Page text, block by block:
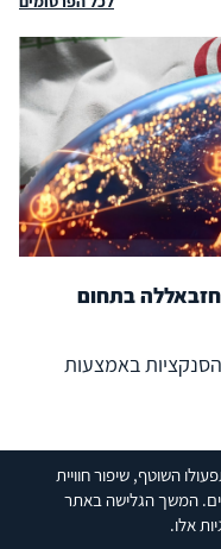
השוטף, שיפור חוויית
המשך הגלישה באתר
אלו.
בתחום
באמצעות